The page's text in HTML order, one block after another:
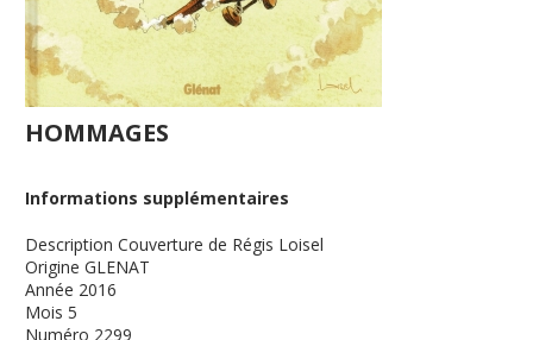
HOMMAGES
Informations supplémentaires
Description Couverture de Régis Loisel
Origine GLENAT
Année 2016
Mois 5
Numéro 2299